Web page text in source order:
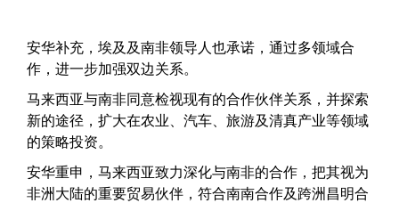
安华补充，埃及及南非领导人也承诺，通过多领域合
作，进一步加强双边关系。
马来西亚与南非同意检视现有的合作伙伴关系，并探索
新的途径，扩大在农业、汽车、旅游及清真产业等领域
的策略投资。
安华重申，马来西亚致力深化与南非的合作，把其视为
非洲大陆的重要贸易伙伴，符合南南合作及跨洲昌明合